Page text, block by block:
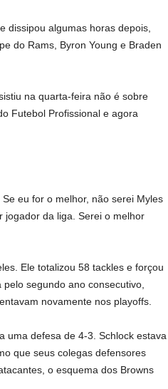
dissipou algumas horas depois,
do Rams, Byron Young e Braden
na quarta-feira não é sobre
Futebol Profissional e agora
eu for o melhor, não serei Myles
jogador da liga. Serei o melhor
Ele totalizou 58 tackles e forçou
segundo ano consecutivo,
novamente nos playoffs.
uma defesa de 4-3. Schlock estava
que seus colegas defensores
o esquema dos Browns